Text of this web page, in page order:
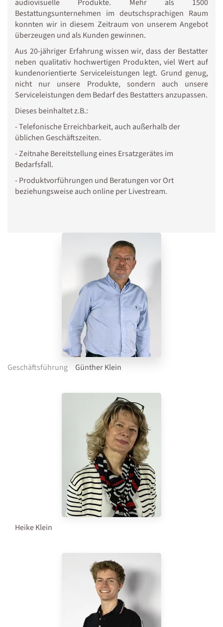
audiovisuelle Produkte. Mehr als 1500
Bestattungsunternehmen im deutschsprachigen Raum
konnten wir in diesem Zeitraum von unserem Angebot
überzeugen und als Kunden gewinnen.
Aus 20-jähriger Erfahrung wissen wir, dass der Bestatter
neben qualitativ hochwertigen Produkten, viel Wert auf
kundenorientierte Serviceleistungen legt. Grund genug,
nicht nur unsere Produkte, sondern auch unsere
Serviceleistungen dem Bedarf des Bestatters anzupassen.
Dieses beinhaltet z.B.:
- Telefonische Erreichbarkeit, auch außerhalb der
üblichen Geschäftszeiten.
- Zeitnahe Bereitstellung eines Ersatzgerätes im
Bedarfsfall.
- Produktvorführungen und Beratungen vor Ort
beziehungsweise auch online per Livestream.
Geschäftsführung Günther Klein
Heike Klein